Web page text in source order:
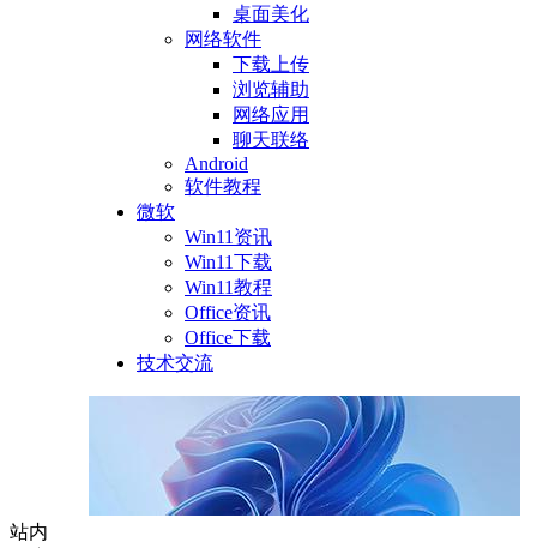
桌面美化
网络软件
下载上传
浏览辅助
网络应用
聊天联络
Android
软件教程
微软
Win11资讯
Win11下载
Win11教程
Office资讯
Office下载
技术交流
站内